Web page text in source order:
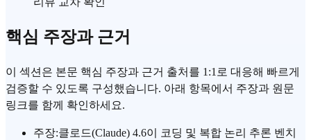
핵심 주장과 근거
이 섹션은 본문 핵심 주장과 근거 출처를 1:1로 대응해 빠르게
검증할 수 있도록 구성했습니다. 아래 항목에서 주장과 원문
링크를 함께 확인하세요.
주장:클로드(Claude) 4.6이 코딩 및 복합 논리 추론 벤치